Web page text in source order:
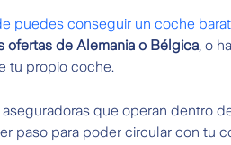
puedes conseguir un coche
ofertas de Alemania o Bélgica, o
tu propio coche.
que operan dentro
paso para poder circular con tu